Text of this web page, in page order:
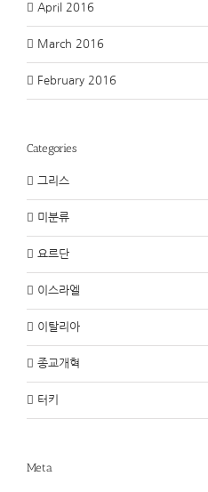
April 2016
March 2016
February 2016
Categories
그리스
미분류
요르단
이스라엘
이탈리아
종교개혁
터키
Meta